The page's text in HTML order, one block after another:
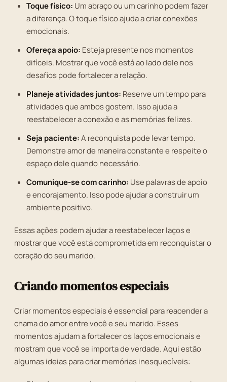
Toque físico: Um abraço ou um carinho podem fazer
a diferença. O toque físico ajuda a criar conexões
emocionais.
Ofereça apoio: Esteja presente nos momentos
difíceis. Mostrar que você está ao lado dele nos
desafios pode fortalecer a relação.
Planeje atividades juntos: Reserve um tempo para
atividades que ambos gostem. Isso ajuda a
reestabelecer a conexão e as memórias felizes.
Seja paciente:A reconquista pode levar tempo.
Demonstre amor de maneira constante e respeite o
espaço dele quando necessário.
Comunique-se com carinho: Use palavras de apoio
e encorajamento. Isso pode ajudar a construir um
ambiente positivo.
Essas ações podem ajudar a reestabelecer laços e
mostrar que você está comprometida em reconquistar o
coração do seu marido.
Criando momentos especiais
Criar momentos especiais é essencial para reacender a
chama do amor entre você e seu marido. Esses
momentos ajudam a fortalecer os laços emocionais e
mostram que você se importa de verdade. Aqui estão
algumas ideias para criar memórias inesquecíveis: